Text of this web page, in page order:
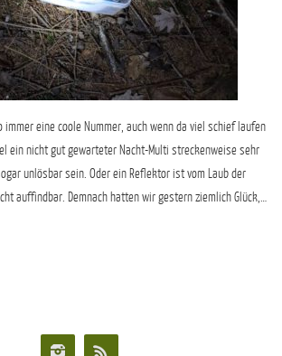
immer eine coole Nummer, auch wenn da viel schief laufen
ein nicht gut gewarteter Nacht-Multi streckenweise sehr
unlösbar sein. Oder ein Reflektor ist vom Laub der
auffindbar. Demnach hatten wir gestern ziemlich Glück,…